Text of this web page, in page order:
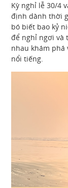
Kỳ nghỉ lễ 30/4
định dành thời
bó biết bao kỷ
để nghỉ ngơi và
nhau khám phá
nổi tiếng.